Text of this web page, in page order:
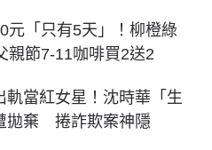
元「只有5天」！柳橙綠
節7-11咖啡買2送2
軌當紅女星！沈時華「生
拋棄 捲詐欺案神隱